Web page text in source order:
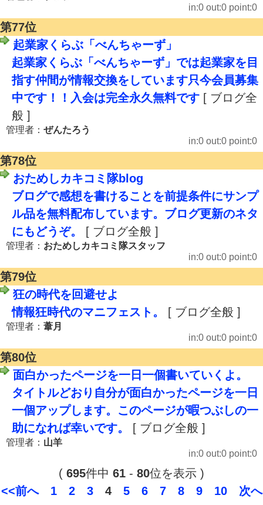
in:0 out:0 point:0
第77位
起業家くらぶ「べんちゃーず」
起業家くらぶ「べんちゃーず」では起業家を目
指す仲間が情報交換をしています只今会員募集
中です！！入会は完全永久無料です [ ブログ全
般 ]
管理者： ぜんたろう
in:0 out:0 point:0
第78位
おためしカキコミ隊blog
ブログで感想を書けることを前提条件にサンプ
ル品を無料配布しています。ブログ更新のネタ
にもどうぞ。
[ ブログ全般 ]
管理者： おためしカキコミ隊スタッフ
in:0 out:0 point:0
第79位
狂の時代を回避せよ
情報狂時代のマニフェスト。
[ ブログ全般 ]
管理者： 葦月
in:0 out:0 point:0
第80位
面白かったページを一日一個書いていくよ。
タイトルどおり自分が面白かったページを一日
一個アップします。このページが暇つぶしの一
助になれば幸いです。
[ ブログ全般 ]
管理者： 山羊
in:0 out:0 point:0
( 695件中 61 - 80位を表示 )
<<前へ
1 2 3 4 5 6 7 8 9 10
次へ